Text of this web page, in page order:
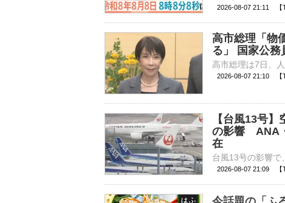
2026-08-07 21:11 【
高市総理「物
る」 国家公
2026-08-07 21:10 【
【台風13号
の影響 ANA
在
2026-08-07 21:09 【